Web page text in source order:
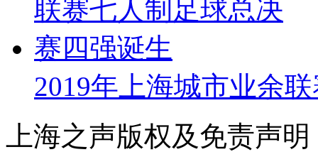
2019年上海城市业余
上海之声版权及免责声明